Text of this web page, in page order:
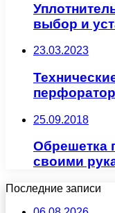
выбор и
23.03.2023
25.09.2018
Обрешетка
своими
Последние записи